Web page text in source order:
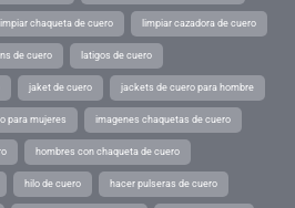
limpiar chaqueta de cuero limpiar cazadora de cuero
de cuero latigos de cuero
jaket de cuero jackets de cuero para hombre
para mujeres imagenes chaquetas de cuero
hombres con chaqueta de cuero
hilo de cuero hacer pulseras de cuero